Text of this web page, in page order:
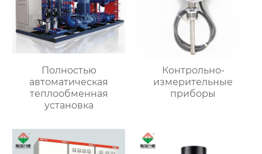
Полностью
автоматическая
теплообменная
установка
Контрольно-
измерительные
приборы